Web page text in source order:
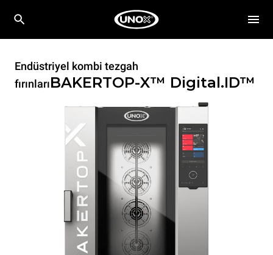
Endüstriyel kombi tezgah
fırınlarıBAKERTOP-X™ Digital.ID™